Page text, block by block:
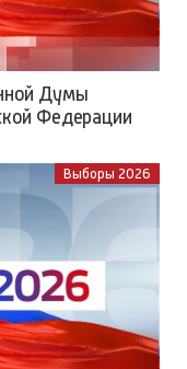
Думы
Федерации
Выборы 2026